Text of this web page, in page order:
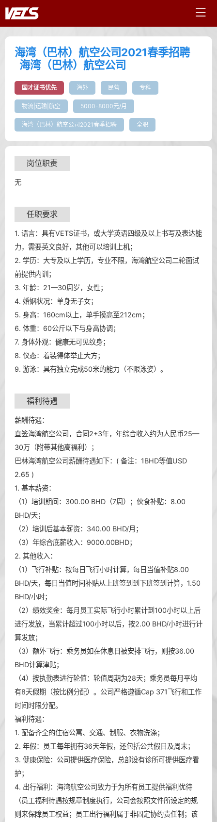
海湾（巴林）航空公司2021春季招聘
海湾（巴林）航空公司
国才证书优先 海外 民营 专科
物流|运输|航空 5000-8000元/月
海湾（巴林）航空公司2021春季招聘 全职
岗位职责
无
任职要求
1. 语言：具有VETS证书，或大学英语四级及以上书写及表达能
力，需要英文良好，其他可以培训上机；
2. 学历：大专及以上学历，专业不限，海湾航空公司二轮面试
前提供内训；
3. 年龄：21—30周岁，女性；
4. 婚姻状况：单身无子女；
5. 身高：160cm以上，单手摸高至212cm；
6. 体重：60公斤以下与身高协调；
7. 身体外观：健康无可见纹身；
8. 仪态：着装得体举止大方；
9. 游泳：具有独立完成50米的能力（不限泳姿）。
福利待遇
薪酬待遇：
直签海湾航空公司，合同2+3年，年综合收入约为人民币25—
30万（附带其他高福利）；
巴林海湾航空公司薪酬待遇如下：( 备注：1BHD等值USD
2.65 )
1. 基本薪资：
（1）培训期间：300.00 BHD（7周）；伙食补贴：8.00
BHD/天；
（2）培训后基本薪资：340.00 BHD/月；
（3）年综合底薪收入：9000.00BHD；
2. 其他收入：
（1）飞行补贴：按每日飞行小时计算，每日当值补贴8.00
BHD/天，每日当值时间补贴从上班签到到下班签到计算，1.50
BHD/小时；
（2）绩效奖金：每月员工实际飞行小时累计到100小时以上后
进行发放，当累计超过100小时以后，按2.00 BHD/小时进行计
算发放；
（3）额外飞行：乘务员如在休息日被安排飞行，则按36.00
BHD计算津贴；
（4）按执勤表进行轮值：轮值周期为28天；乘务员每月平均
有8天假期（按比例分配）。公司严格遵循Cap 371飞行和工作
时间时限分配。
福利待遇：
1. 配备齐全的住宿公寓、交通、制服、衣物洗涤；
2. 年假：员工每年拥有36天年假，还包括公共假日及周末；
3. 健康保险：公司提供医疗保险，总部设有诊所可提供医疗看
护；
4. 出行福利：海湾航空公司致力于为所有员工提供福利优待
（员工福利待遇按规章制度执行，公司会按照文件所设定的规
则来保障员工权益；员工出行福利属于非固定协约责任制；该